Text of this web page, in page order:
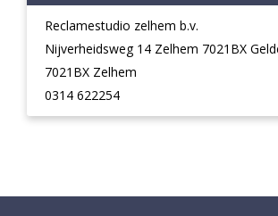
Reclamestudio zelhem b.v.
Nijverheidsweg 14 Zelhem 7021BX
7021BX Zelhem
0314 622254